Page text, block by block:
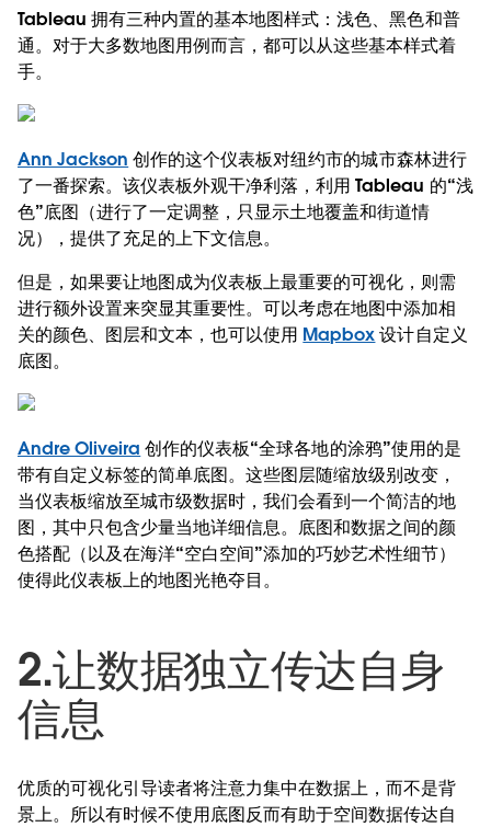
Tableau 拥有三种内置的基本地图样式：浅色、黑色和普
通。对于大多数地图用例而言，都可以从这些基本样式着
手。
Ann Jackson 创作的这个仪表板对纽约市的城市森林进行
了一番探索。该仪表板外观干净利落，利用 Tableau 的“浅
色”底图（进行了一定调整，只显示土地覆盖和街道情
况），提供了充足的上下文信息。
但是，如果要让地图成为仪表板上最重要的可视化，则需
进行额外设置来突显其重要性。可以考虑在地图中添加相
关的颜色、图层和文本，也可以使用 Mapbox设计自定义
底图。
Andre Oliveira 创作的仪表板“全球各地的涂鸦”使用的是
带有自定义标签的简单底图。这些图层随缩放级别改变，
当仪表板缩放至城市级数据时，我们会看到一个简洁的地
图，其中只包含少量当地详细信息。底图和数据之间的颜
色搭配（以及在海洋“空白空间”添加的巧妙艺术性细节）
使得此仪表板上的地图光艳夺目。
2.让数据独立传达自身
信息
优质的可视化引导读者将注意力集中在数据上，而不是背
景上。所以有时候不使用底图反而有助于空间数据传达自